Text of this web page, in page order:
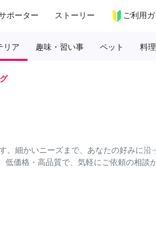
ポーター ストーリー ご利用
リア 趣味・習い事 ペット 料理
。細かいニーズまで、あなたの好みに沿
低価格・高品質で、気軽にご依頼の相談